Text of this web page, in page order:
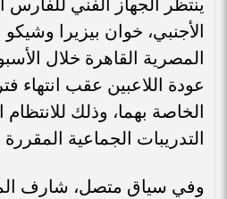
الأجنبي، خوان بيزيرا وشيكو
المصرية القاهرة خلال
عودة اللاعبين عقب انتهاء
الخاصة بهما، وذلك
التدريبات الجماعية
وفي سياق متصل، شارف